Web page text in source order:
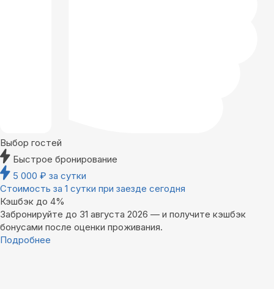
Выбор гостей
Быстрое бронирование
5 000 ₽ за сутки
Стоимость за 1 сутки при заезде сегодня
Кэшбэк до 4%
Забронируйте до 31 августа 2026 — и получите кэшбэк
бонусами после оценки проживания.
Подробнее